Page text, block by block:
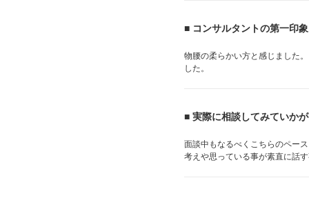
■ コンサルタントの第一印
物腰の柔らかい方と感じました
した。
■ 実際に相談してみていか
面談中もなるべくこちらのペー
考えや思っている事が素直に話